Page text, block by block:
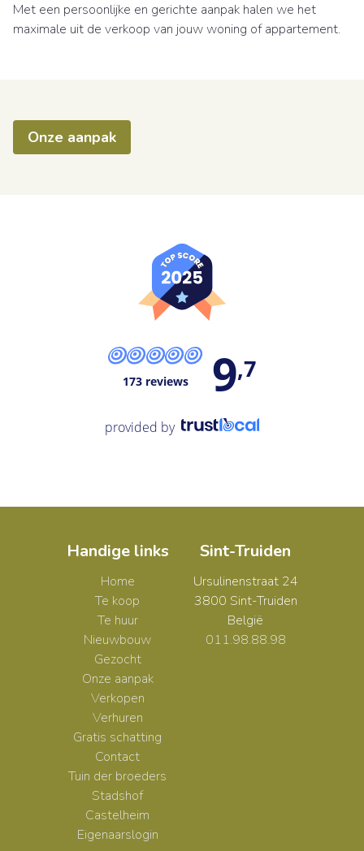
Met een persoonlijke en gerichte aanpak halen we het
maximale uit de verkoop van jouw woning of appartement.
Onze aanpak
173 reviews 9,7
provided by
Handige links
Home
Te koop
Te huur
Nieuwbouw
Gezocht
Onze aanpak
Verkopen
Verhuren
Gratis schatting
Contact
Tuin der broeders
Stadshof
Castelheim
Eigenaarslogin
Sint-Truiden
Ursulinenstraat 24
3800 Sint-Truiden
België
011.98.88.98